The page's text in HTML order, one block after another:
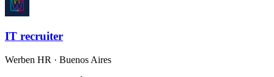
IT recruiter
Werben HR · Buenos Aires